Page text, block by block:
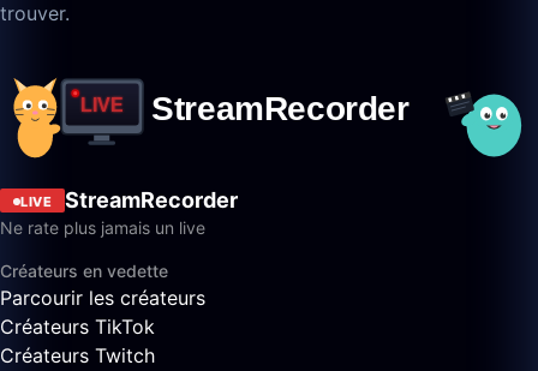
trouver.
LIVE StreamRecorder
Ne rate plus jamais un live
Créateurs en vedette
Parcourir les créateurs
Créateurs TikTok
Créateurs Twitch